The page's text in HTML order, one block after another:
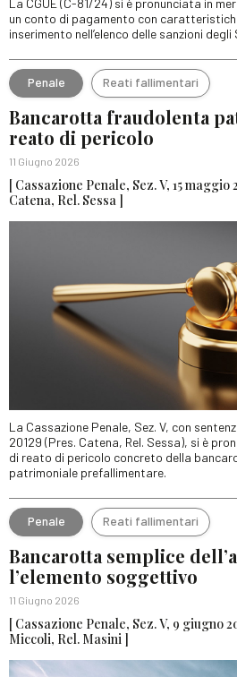
un conto di pagamento con
inserimento nell’elenco delle sanzioni
Penale Reati fallimentari
Bancarotta fraudolenta
reato di pericolo
11 Giugno 2026
[ Cassazione Penale, Sez. V, 15 maggio
Catena, Rel. Sessa ]
La Cassazione Penale, Sez. V, con
20129 (Pres. Catena, Rel. Sessa), si è
di reato di pericolo concreto della
patrimoniale prefallimentare.
Penale Reati fallimentari
Bancarotta semplice
l’elemento soggettivo
11 Giugno 2026
[ Cassazione Penale, Sez. V, 9 giugno
Miccoli, Rel. Masini ]